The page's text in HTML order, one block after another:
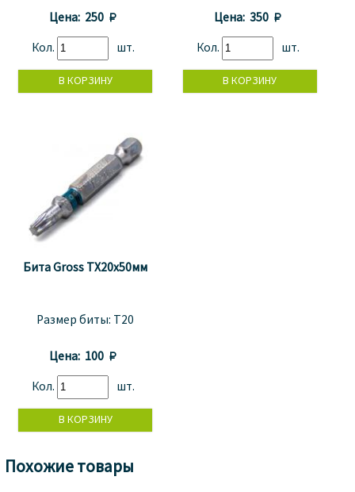
Цена: 250 
Кол. шт.
Цена: 350 
Кол. шт.
Бита Gross TX20x50мм
Размер биты: T20
Цена: 100 
Кол. шт.
Похожие товары